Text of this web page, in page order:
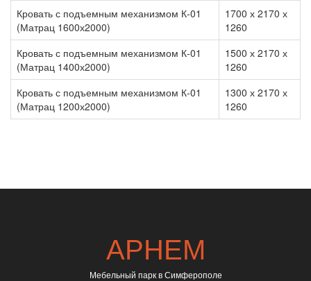
Кровать с подъемным механизмом К-01
(Матрац 1600х2000)
1700 х 2170 х
1260
Кровать с подъемным механизмом К-01
(Матрац 1400х2000)
1500 х 2170 х
1260
Кровать с подъемным механизмом К-01
(Матрац 1200х2000)
1300 х 2170 х
1260
АРНЕМ
Мебельный парк в Симферополе